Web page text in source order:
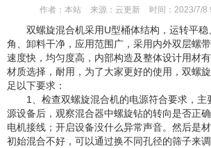
作者： 本站 来源： 云更新 时间： 2023/7/8
双螺旋混合机采用U型桶体结构，运转平
角、卸料干净，应用范围广，采用内外双层螺
速度快，均匀度高，内部构造及整体设计用材
材质选择，耐用，为了大家更好的使用，双螺
足以下要求：
1、检查双螺旋混合机的电源符合要求，主
源设备后，观察混合器中螺旋钻的转向是否正
电机接线；开启设备没什么异常声音。然后是
初始混合不好，可以通过换不同孔径的筛子来